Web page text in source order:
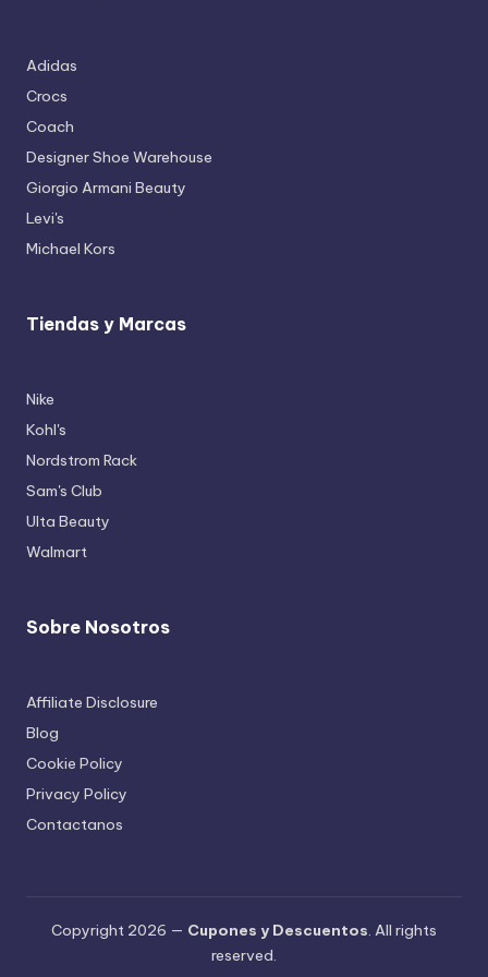
Adidas
Crocs
Coach
Designer Shoe Warehouse
Giorgio Armani Beauty
Levi's
Michael Kors
Tiendas y Marcas
Nike
Kohl's
Nordstrom Rack
Sam's Club
Ulta Beauty
Walmart
Sobre Nosotros
Affiliate Disclosure
Blog
Cookie Policy
Privacy Policy
Contactanos
Copyright 2026 — Cupones y Descuentos . All rights
reserved.